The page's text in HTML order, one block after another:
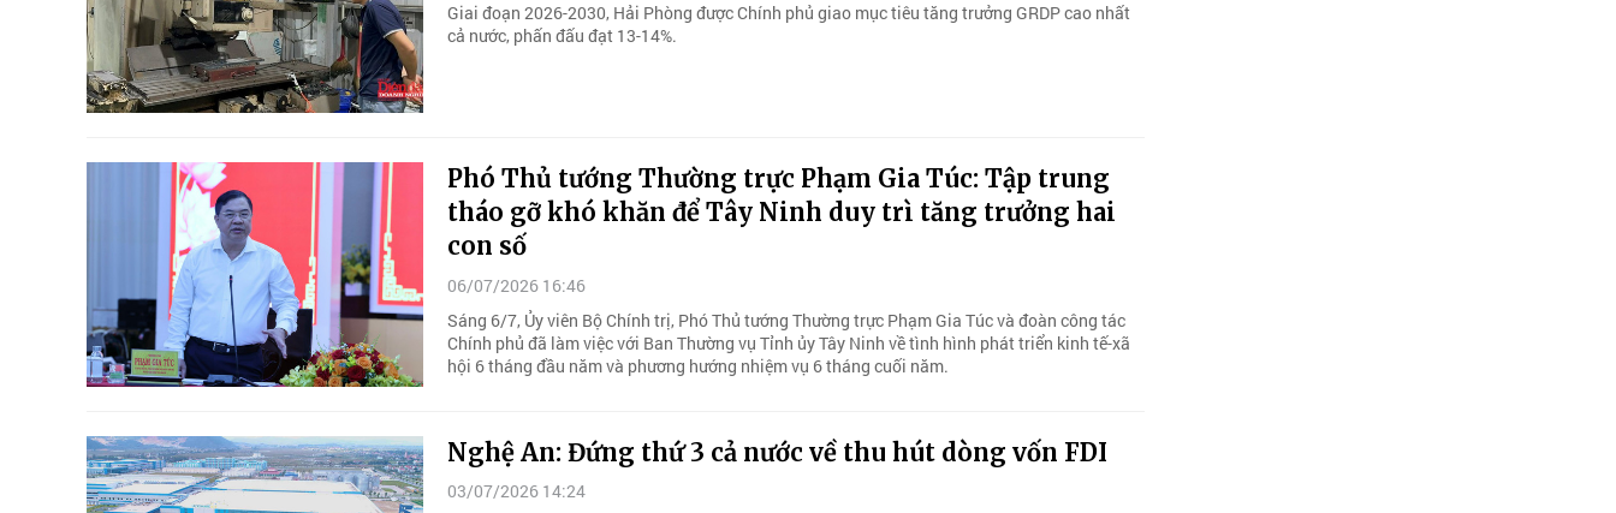
Giai đoạn 2026-2030, Hải Phòng được Chính phủ giao mục tiêu tăng trưởng GRDP cao nhất
cả nước, phấn đấu đạt 13-14%.
Phó Thủ tướng Thường trực Phạm Gia Túc: Tập trung
tháo gỡ khó khăn để Tây Ninh duy trì tăng trưởng hai
con số
06/07/2026 16:46
Sáng 6/7, Ủy viên Bộ Chính trị, Phó Thủ tướng Thường trực Phạm Gia Túc và đoàn công tác
Chính phủ đã làm việc với Ban Thường vụ Tỉnh ủy Tây Ninh về tình hình phát triển kinh tế-xã
hội 6 tháng đầu năm và phương hướng nhiệm vụ 6 tháng cuối năm.
Nghệ An: Đứng thứ 3 cả nước về thu hút dòng vốn FDI
03/07/2026 14:24